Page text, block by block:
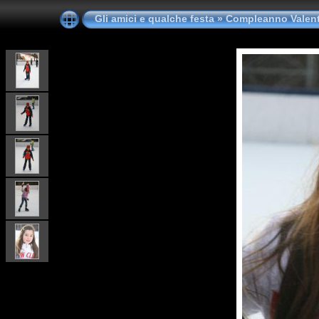
Gli amici e qualche festa»Compleanno